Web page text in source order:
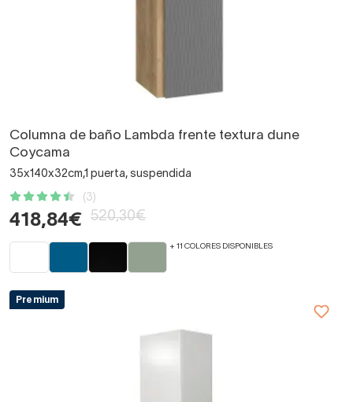
Columna de baño Lambda frente textura dune
Coycama
35x140x32cm,1 puerta, suspendida
(3)
418,84€ 520,30€
+ 11 COLORES DISPONIBLES
Premium